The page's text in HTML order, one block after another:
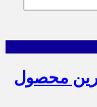
محصول